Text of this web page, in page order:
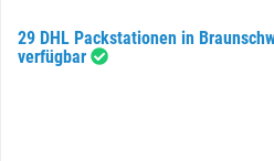
29 DHL Packstationen in
verfügbar